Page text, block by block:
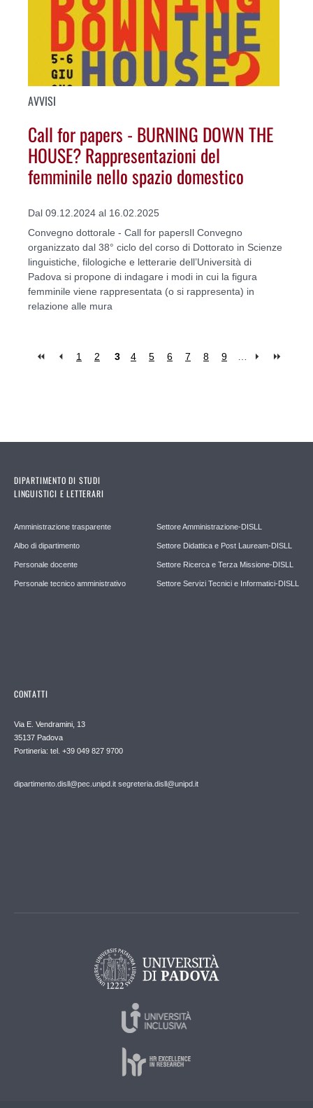
AVVISI
Call for papers - BURNING DOWN THE
HOUSE? Rappresentazioni del
femminile nello spazio domestico
Dal 09.12.2024 al 16.02.2025
Convegno dottorale - Call for papersIl Convegno
organizzato dal 38° ciclo del corso di Dottorato in Scienze
linguistiche, filologiche e letterarie dell’Università di
Padova si propone di indagare i modi in cui la figura
femminile viene rappresentata (o si rappresenta) in
relazione alle mura
1 2 3 4 5 6 7 8 9
DIPARTIMENTO DI STUDI
LINGUISTICI E LETTERARI
Amministrazione trasparente
Albo di dipartimento
Personale docente
Personale tecnico amministrativo
Settore Amministrazione-DISLL
Settore Didattica e Post Lauream-DISLL
Settore Ricerca e Terza Missione-DISLL
Settore Servizi Tecnici e Informatici-DISLL
CONTATTI
Via E. Vendramini, 13
35137 Padova
Portineria: tel. +39 049 827 9700
dipartimento.disll@pec.unipd.it segreteria.disll@unipd.it